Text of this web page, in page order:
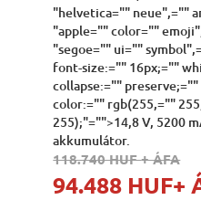
"helvetica="" neue",=""
"apple="" color=""
"segoe="" ui=""
font-size:="" 16px;=""
collapse:=""
color:="" rgb(255,=""
255);"="">14,8 V, 5200
akkumulátor.
118.740 HUF+ ÁFA
94.488 HUF+